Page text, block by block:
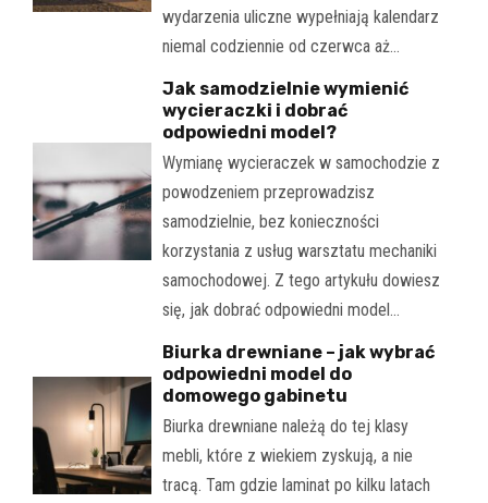
wydarzenia uliczne wypełniają kalendarz
niemal codziennie od czerwca aż…
Jak samodzielnie wymienić
wycieraczki i dobrać
odpowiedni model?
Wymianę wycieraczek w samochodzie z
powodzeniem przeprowadzisz
samodzielnie, bez konieczności
korzystania z usług warsztatu mechaniki
samochodowej. Z tego artykułu dowiesz
się, jak dobrać odpowiedni model…
Biurka drewniane – jak wybrać
odpowiedni model do
domowego gabinetu
Biurka drewniane należą do tej klasy
mebli, które z wiekiem zyskują, a nie
tracą. Tam gdzie laminat po kilku latach